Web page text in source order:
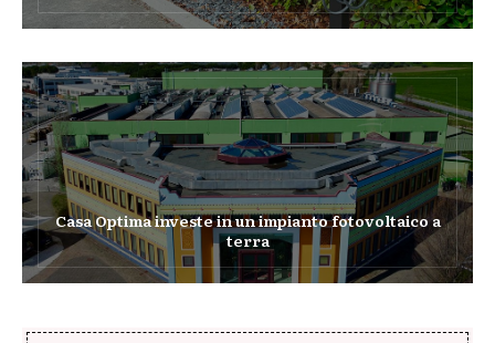
Casa Optima investe in un impianto fotovoltaico a
terra